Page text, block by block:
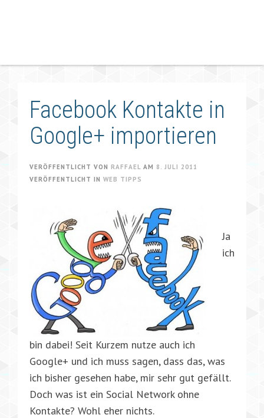
Facebook Kontakte in
Google+ importieren
VERÖFFENTLICHT VON RAFFAEL AM 8. JULI 2011
VERÖFFENTLICHT IN WEB TIPPS
Ja
ich
bin dabei! Seit Kurzem nutze auch ich
Google+ und ich muss sagen, dass das, was
ich bisher gesehen habe, mir sehr gut gefällt.
Doch was ist ein Social Network ohne
Kontakte? Wohl eher nichts.